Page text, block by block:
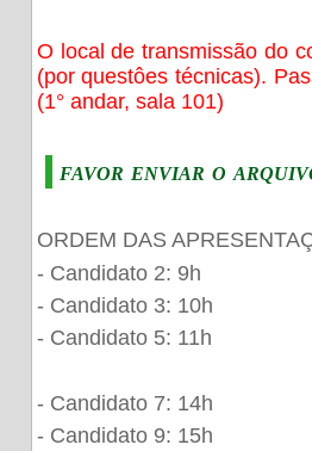
O local de transmissão do
(por questôes técnicas).
(1° andar, sala 101)
favor enviar o
ORDEM DAS
- Candidato 2: 9h
- Candidato 3: 10h
- Candidato 5: 11h
- Candidato 7: 14h
- Candidato 9: 15h